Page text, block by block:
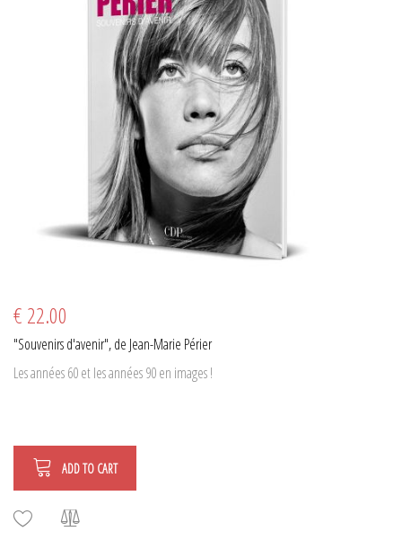
€ 22.00
"Souvenirs d'avenir", de Jean-Marie Périer
Les années 60 et les années 90 en images !
ADD TO CART